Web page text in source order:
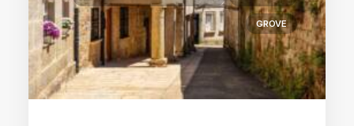
GROVE